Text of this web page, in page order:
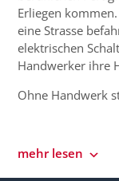
Erliegen
eine Strasse
elektrischen
Handwerker ihre
Ohne Handwerk
mehr lesen